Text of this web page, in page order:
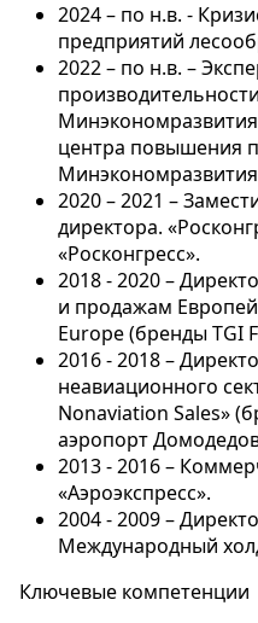
2024 – по н.в. -
предприятий
2022 – по н.в. –
центра повышения
2020 – 2021 –
директора.
«Росконгресс».
2018 - 2020 –
и продажам
Europe (бренды TGI
2016 - 2018 –
неавиационного
Nonaviation Sales»
аэропорт
2013 - 2016 –
«Аэроэкспресс».
2004 - 2009 –
Международный
Ключевые компетенции